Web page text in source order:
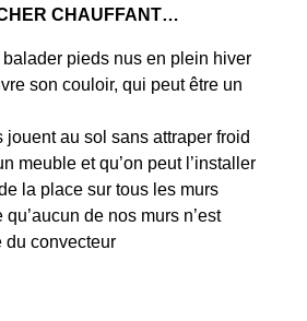
CHAUFFANT…
balader pieds nus en plein hiver
son couloir, qui peut être un
jouent au sol sans attraper froid
meuble et qu’on peut l’installer
la place sur tous les murs
de nos murs n’est
du convecteur